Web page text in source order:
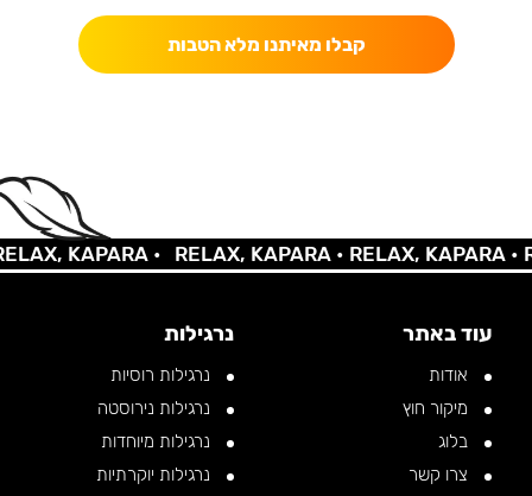
קבלו מאיתנו מלא הטבות
KAPARA • RELAX, KAPARA •RELAX, KAPARA •
עוד באתר
אודות
מיקור חוץ
בלוג
צרו קשר
נרגילות
נרגילות רוסיות
נרגילות נירוסטה
נרגילות מיוחדות
נרגילות יוקרתיות